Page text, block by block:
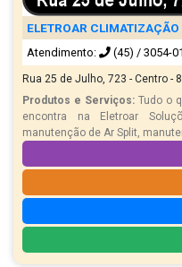
ELETROAR
Atendimento: (45) / 3054-
Rua 25 de Julho, 723 - Centro -
Produtos e Serviços:Tudo o
encontra na Eletroar
manutenção de Ar Split,